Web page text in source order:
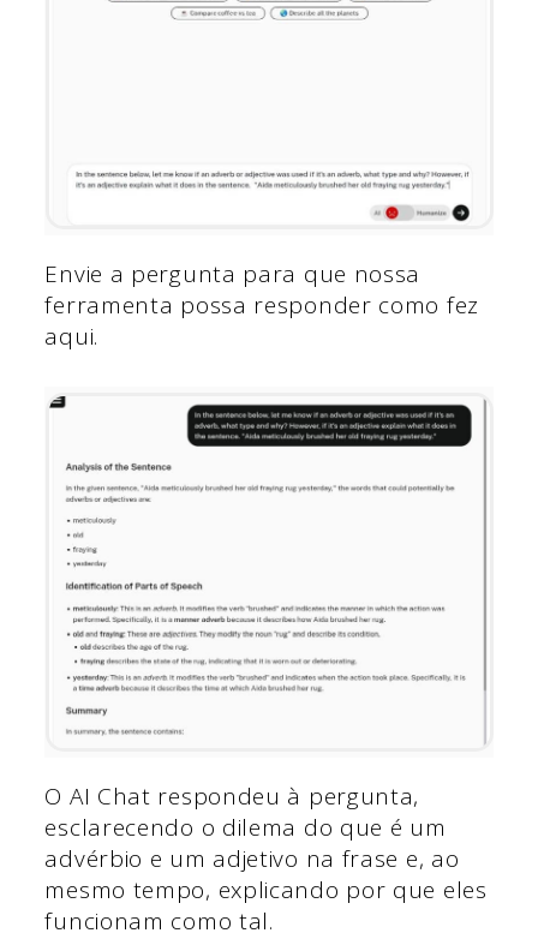
Envie a pergunta para que nossa
ferramenta possa responder como fez
aqui.
O AI Chat respondeu à pergunta,
esclarecendo o dilema do que é um
advérbio e um adjetivo na frase e, ao
mesmo tempo, explicando por que eles
funcionam como tal.